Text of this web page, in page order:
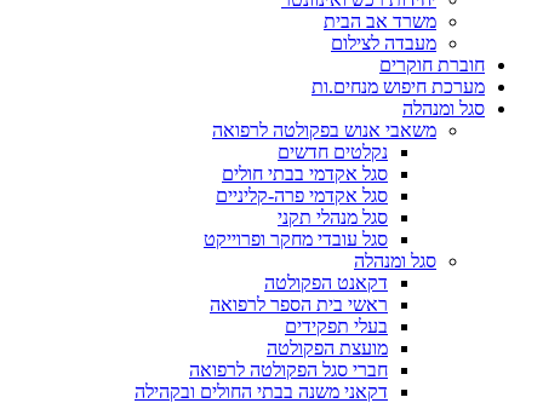
משרד אב הבית
מעבדה לצילום
חוברת חוקרים
מערכת חיפוש מנחים.ות
סגל ומנהלה
משאבי אנוש בפקולטה לרפואה
נקלטים חדשים
סגל אקדמי בבתי חולים
סגל אקדמי פרה-קליניים
סגל מנהלי תקני
סגל עובדי מחקר ופרוייקט
סגל ומנהלה
דקאנט הפקולטה
ראשי בית הספר לרפואה
בעלי תפקידים
מועצת הפקולטה
חברי סגל הפקולטה לרפואה
דקאני משנה בבתי החולים ובקהילה